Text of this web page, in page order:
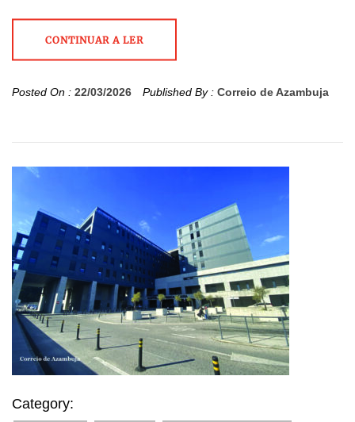
CONTINUAR A LER
Posted On : 22/03/2026 Published By : Correio de Azambuja
Category: